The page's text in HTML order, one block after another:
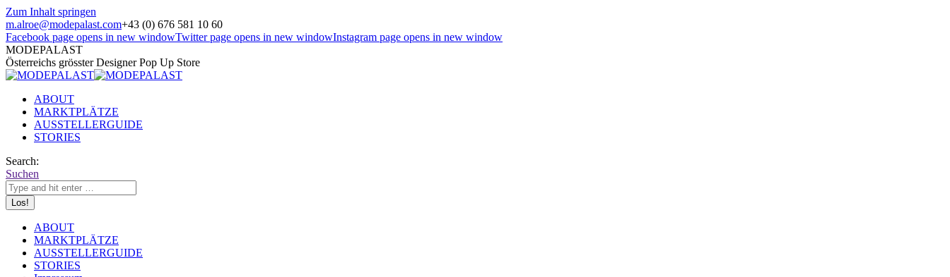
Zum Inhalt springen
m.alroe@modepalast.com+43 (0) 676 581 10 60
Facebook page opens in new windowTwitter page opens in new windowInstagram page opens in new window
MODEPALAST
Österreichs grösster Designer Pop Up Store
ABOUT
MARKTPLÄTZE
AUSSTELLERGUIDE
STORIES
Search:
Suchen
ABOUT
MARKTPLÄTZE
AUSSTELLERGUIDE
STORIES